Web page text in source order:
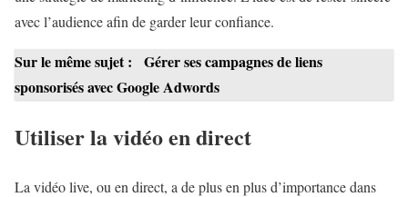
avec l’audience afin de garder leur confiance.
Sur le même sujet :
Gérer ses campagnes de liens
sponsorisés avec Google Adwords
Utiliser la vidéo en direct
La vidéo live, ou en direct, a de plus en plus d’importance dans